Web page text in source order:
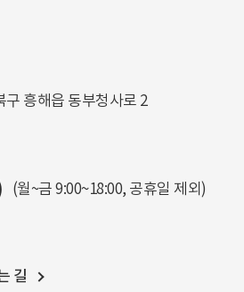
구 흥해읍 동부청사로 2
(월~금 9:00~18:00, 공휴일 제외)
길